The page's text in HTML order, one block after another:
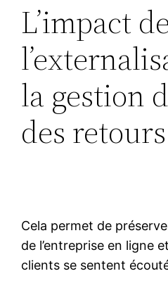
L’impact de
la gestion
des
Cela permet de
de l’entreprise en ligne
clients se sentent